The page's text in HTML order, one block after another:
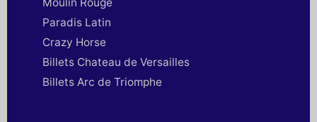
Paradis Latin
Crazy Horse
Billets Chateau de Versailles
Billets Arc de Triomphe